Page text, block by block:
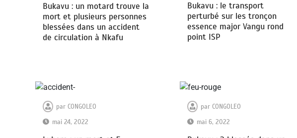
Bukavu : un motard trouve la
mort et plusieurs personnes
blessées dans un accident
de circulation à Nkafu
Bukavu : le transport
perturbé sur les tronçon
essence major Vangu rond
point ISP
parCONGOLEO
mai 24, 2022
par CONGOLEO
mai 6, 2022